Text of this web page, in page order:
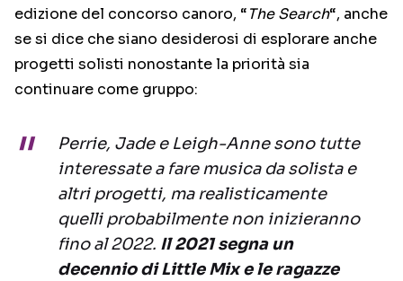
edizione del concorso canoro, “The Search“, anche
se si dice che siano desiderosi di esplorare anche
progetti solisti nonostante la priorità sia
continuare come gruppo:
Perrie, Jade e Leigh-Anne sono tutte
interessate a fare musica da solista e
altri progetti, ma realisticamente
quelli probabilmente non inizieranno
fino al 2022. Il 2021 segna un
decennio di Little Mix e le ragazze